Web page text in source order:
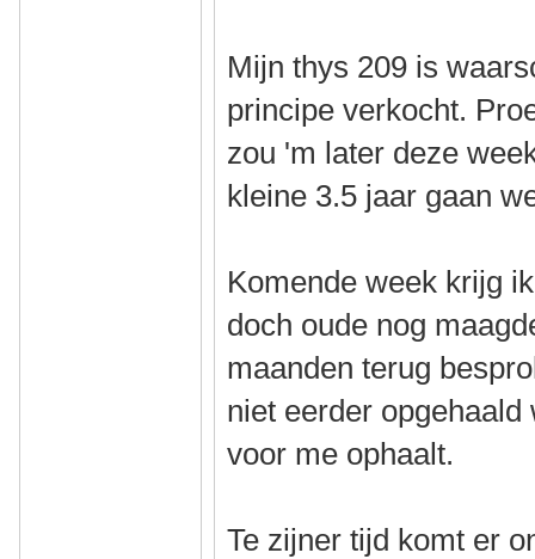
Mijn thys 209 is
principe verkocht.
zou 'm later deze
kleine 3.5 jaar gaan
Komende week krijg
doch oude nog
maanden terug
niet eerder
voor me ophaalt.
Te zijner tijd komt er